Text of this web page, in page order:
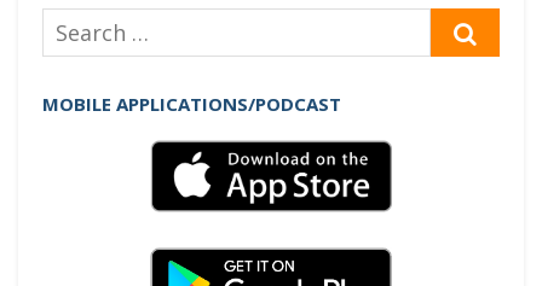
Search
for:
MOBILE APPLICATIONS/PODCAST